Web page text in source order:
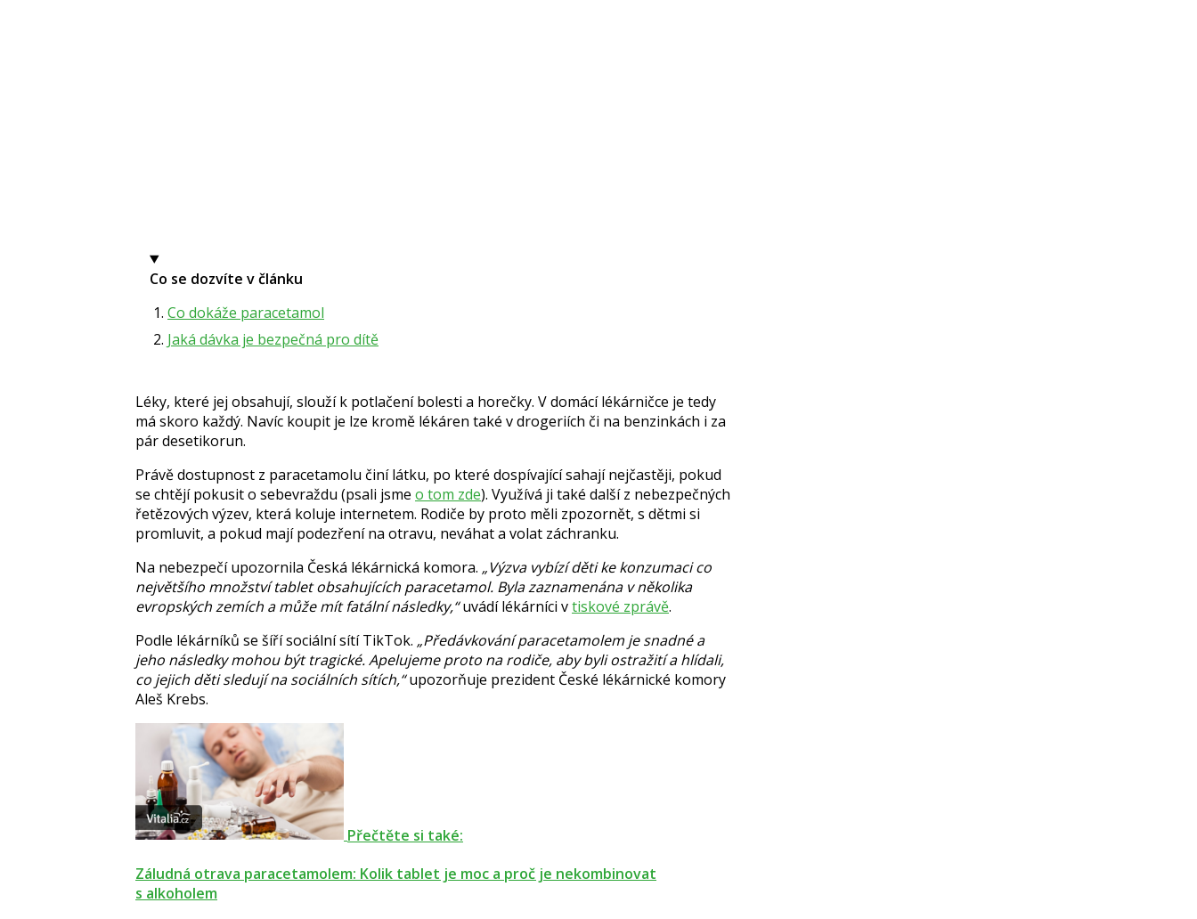
Co se dozvíte v článku
Co dokáže paracetamol
Jaká dávka je bezpečná pro dítě
Léky, které jej obsahují, slouží k potlačení bolesti a horečky. V domácí lékárničce je tedy
má skoro každý. Navíc koupit je lze kromě lékáren také v drogeriích či na benzinkách i za
pár desetikorun.
Právě dostupnost z paracetamolu činí látku, po které dospívající sahají nejčastěji, pokud
se chtějí pokusit o sebevraždu (psali jsme o tom zde). Využívá ji také další z nebezpečných
řetězových výzev, která koluje internetem. Rodiče by proto měli zpozornět, s dětmi si
promluvit, a pokud mají podezření na otravu, neváhat a volat záchranku.
Na nebezpečí upozornila Česká lékárnická komora.
Výzva vybízí děti ke konzumaci co
největšího množství tablet obsahujících paracetamol. Byla zaznamenána v několika
evropských zemích a může mít fatální následky, uvádí lékárníci vtiskové zprávě.
Podle lékárníků se šíří sociální sítí TikTok. Předávkování paracetamolem je snadné a
jeho následky mohou být tragické. Apelujeme proto na rodiče, aby byli ostražití a hlídali,
co jejich děti sledují na sociálních sítích, upozorňuje prezident České lékárnické komory
Aleš Krebs.
Přečtěte si také:
Záludná otrava paracetamolem: Kolik tablet je moc a proč je nekombinovat
s alkoholem